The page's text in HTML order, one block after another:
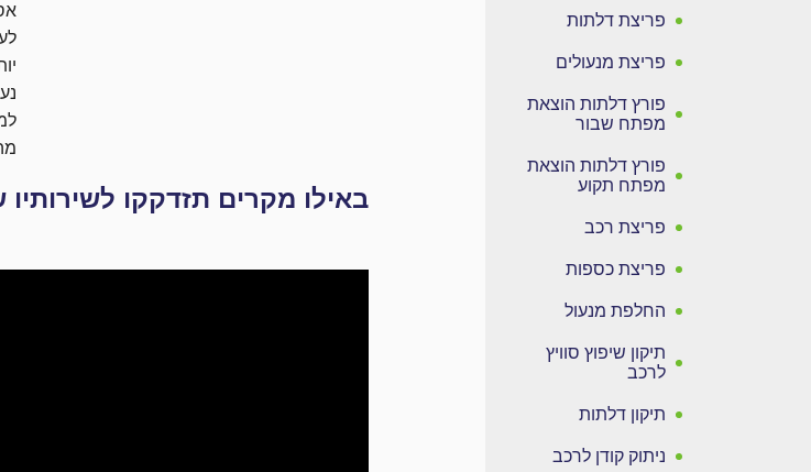
באילו מקרים תזדקקו
פריצת דלתות
פריצת מנעולים
פורץ דלתות הוצאת
מפתח שבור
פורץ דלתות הוצאת
מפתח תקוע
פריצת רכב
פריצת כספות
החלפת מנעול
תיקון שיפוץ סוויץ
לרכב
תיקון דלתות
ניתוק קודן לרכב